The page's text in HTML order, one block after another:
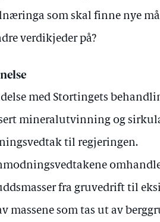
som skal finne nye
verdikjeder på?
med Stortingets
mineralutvinning og
til regjeringen.
fra gruvedrift til
massene som tas ut av